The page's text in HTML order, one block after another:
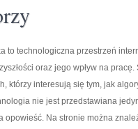
to technologiczna przestrzeń
oraz jego wpływ na
którzy interesują się tym, jak
nie jest przedstawiana
opowieść. Na stronie można